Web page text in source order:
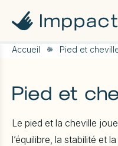
Accueil Pied et
Pied et
Le pied et la cheville
l’équilibre, la stabilité et